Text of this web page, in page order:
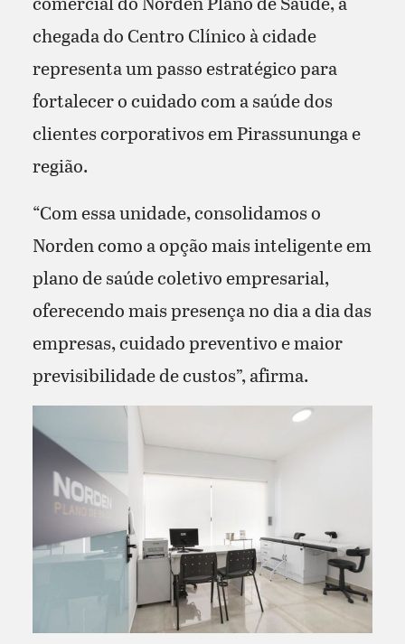
chegada do Centro Clínico à cidade
representa um passo estratégico para
fortalecer o cuidado com a saúde dos
clientes corporativos em Pirassununga e
região.
“Com essa unidade, consolidamos o
Norden como a opção mais inteligente em
plano de saúde coletivo empresarial,
oferecendo mais presença no dia a dia das
empresas, cuidado preventivo e maior
previsibilidade de custos”, afirma.